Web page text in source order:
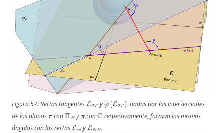
Figura 57: Rectas tangentes
L2
y
L 2
, dadas por las intersecciones
de los planos
con
ΠP
y con
C
respectivamente, forman los mismos
ángulos con las rectas
Lw
y
LN
.